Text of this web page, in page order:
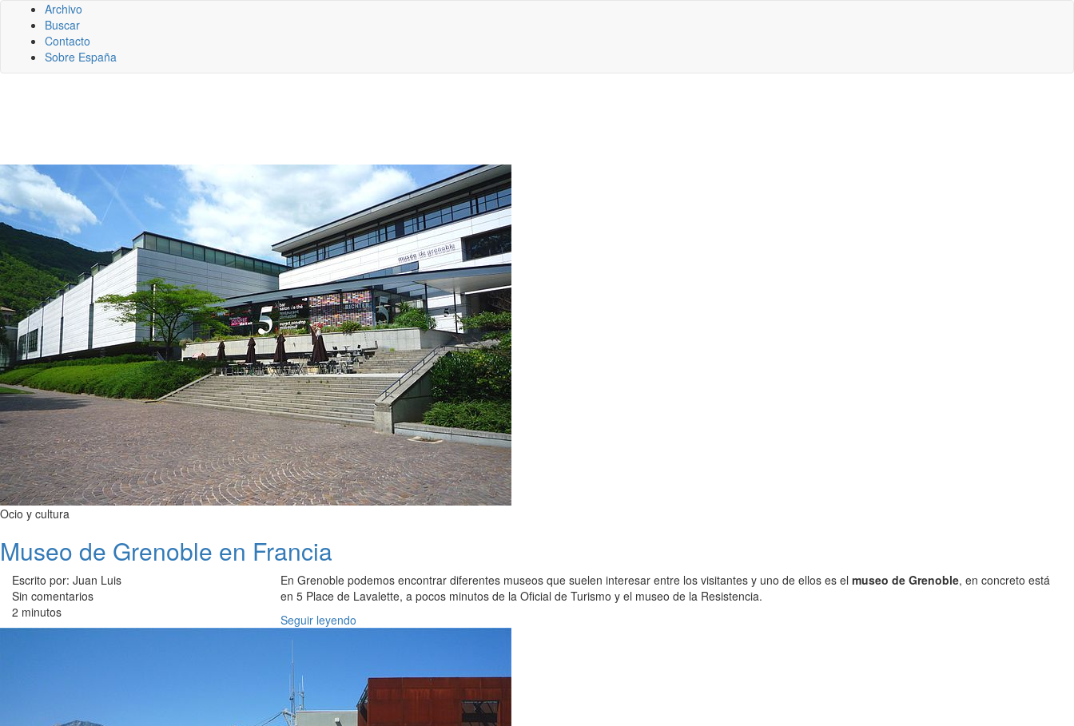
Archivo
Buscar
Contacto
Sobre España
Ocio y cultura
Museo de Grenoble en Francia
Escrito por: Juan Luis
Sin comentarios
2 minutos
En Grenoble podemos encontrar diferentes museos que suelen interesar entre los visitantes y uno de ellos es el museo de Grenoble, en concreto está
en 5 Place de Lavalette, a pocos minutos de la Oficial de Turismo y el museo de la Resistencia.
Seguir leyendo